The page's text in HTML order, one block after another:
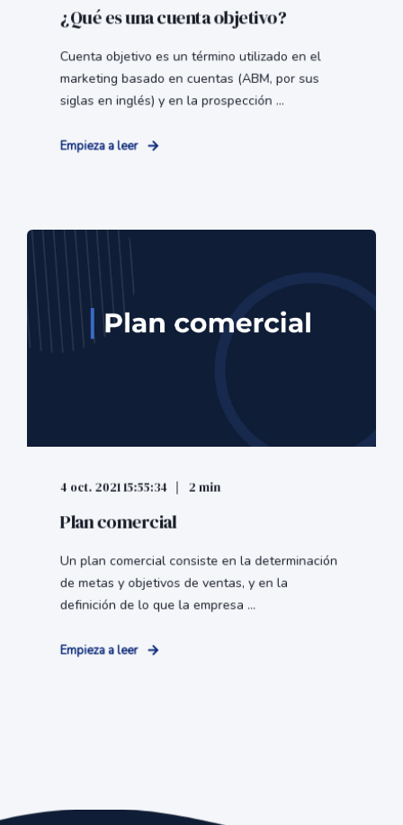
¿Qué es una cuenta objetivo?
Cuenta objetivo es un término utilizado en el
marketing basado en cuentas (ABM, por sus
siglas en inglés) y en la prospección ...
Empieza a leer
4 oct. 2021 15:55:34 2 min
Plan comercial
Un plan comercial consiste en la determinación
de metas y objetivos de ventas, y en la
definición de lo que la empresa ...
Empieza a leer